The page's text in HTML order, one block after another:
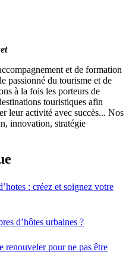
et de formation
passionné du tourisme et de
à la fois les porteurs de
touristiques afin
leur activité avec succès... Nos
innovation, stratégie
: créez et soignez votre
d’hôtes urbaines ?
renouveler pour ne pas être